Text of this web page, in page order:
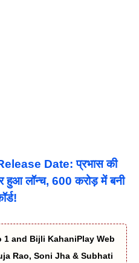
Date: प्रभास की
हुआ लॉन्च, 600 करोड़ में बनी
1 and Bijli KahaniPlay Web
Rao, Soni Jha & Subhati